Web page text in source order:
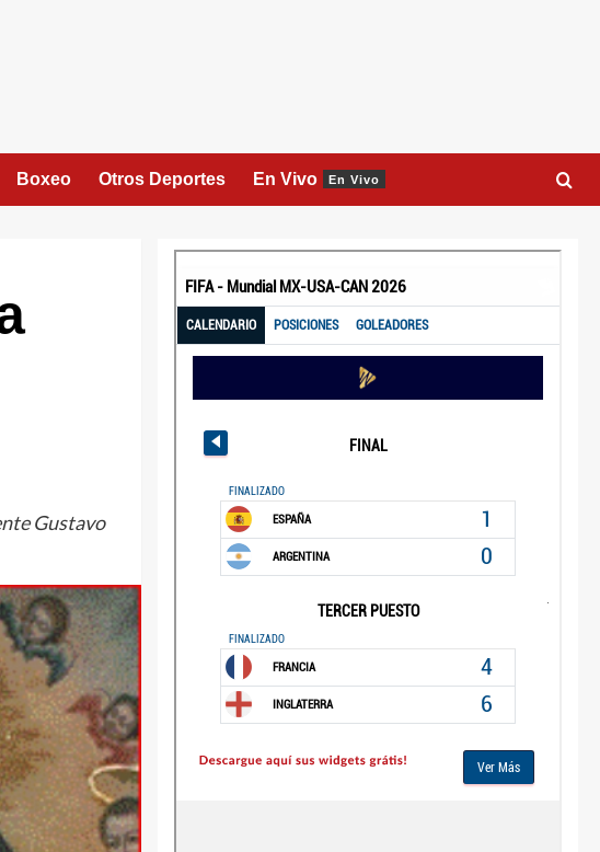
Boxeo Otros Deportes En Vivo En Vivo
Gustavo